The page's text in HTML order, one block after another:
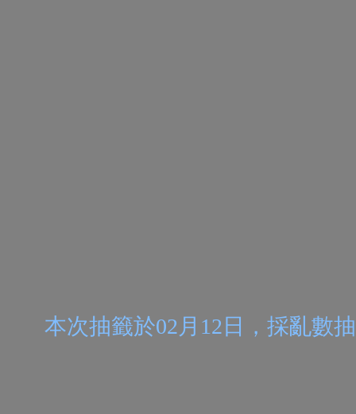
本次抽籤於02月12日 ，採亂數